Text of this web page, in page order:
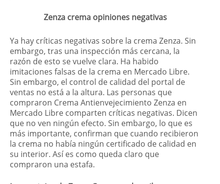
Zenza crema opiniones negativas
Ya hay críticas negativas sobre la crema Zenza. Sin
embargo, tras una inspección más cercana, la
razón de esto se vuelve clara. Ha habido
imitaciones falsas de la crema en Mercado Libre.
Sin embargo, el control de calidad del portal de
ventas no está a la altura. Las personas que
compraron Crema Antienvejecimiento Zenza en
Mercado Libre comparten críticas negativas. Dicen
que no ven ningún efecto. Sin embargo, lo que es
más importante, confirman que cuando recibieron
la crema no había ningún certificado de calidad en
su interior. Así es como queda claro que
compraron una estafa.